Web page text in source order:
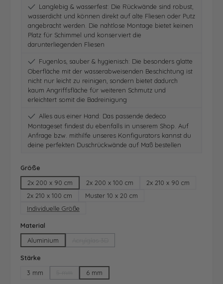
Langlebig & wasserfest: Die Rückwände sind robust,
wasserdicht und können direkt auf alte Fliesen oder Putz
angebracht werden. Die nahtlose Montage bietet keinen
Platz für Schimmel und konserviert die
darunterliegenden Fliesen
Fugenlos, sauber & hygienisch: Die besonders glatte
Oberfläche mit der wasserabweisenden Beschichtung ist
nicht nur leicht zu reinigen, sondern bietet dadurch
kaum Angriffsfläche für weiteren Schmutz und
erleichtert somit die Badreinigung
Alles aus einer Hand: Das passende dedeco
Montageset findest du ebenfalls in unserem Shop. Auf
Anfrage bzw. mithilfe unseres Konfigurators kannst du
deine perfekten Duschrückwände auf Maß bestellen
Größe
2x 200 x 90 cm
2x 200 x 100 cm
2x 210 x 90 cm
2x 210 x 100 cm
Muster 10 x 20 cm
Individuelle Größe
Material
Aluminium
Stärke
3 mm
(Diese Option ist zurzeit nicht verfügbar.)
6 mm